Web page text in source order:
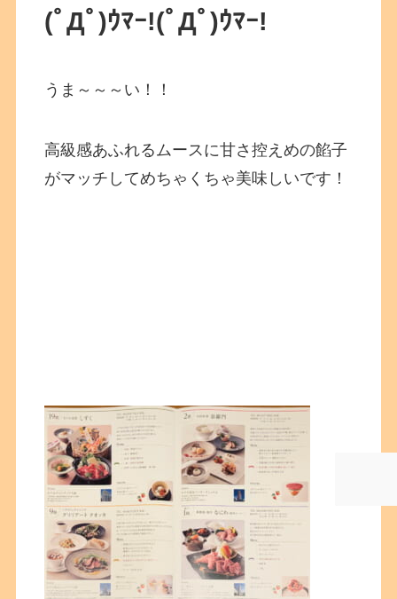
(ﾟДﾟ)ｳﾏｰ!(ﾟДﾟ)ｳﾏｰ!
うま～～～い！！
高級感あふれるムースに甘さ控えめの餡子
がマッチしてめちゃくちゃ美味しいです！